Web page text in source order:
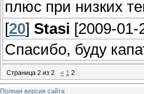
плюс при низких
[20] Stasi [2009-01-
Спасибо, буду
Страница 2 из 2 « 1 2
Полная версия сайта